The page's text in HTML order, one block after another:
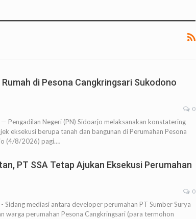
di Pesona Cangkringsari Sukodono
0
Pengadilan Negeri (PN) Sidoarjo melaksanakan konstatering
eksekusi berupa tanah dan bangunan di Perumahan Pesona
(4/8/2026) pagi.…
PT SSA Tetap Ajukan Eksekusi Perumahan
0
Sidang mediasi antara developer perumahan PT Sumber Surya
warga perumahan Pesona Cangkringsari (para termohon